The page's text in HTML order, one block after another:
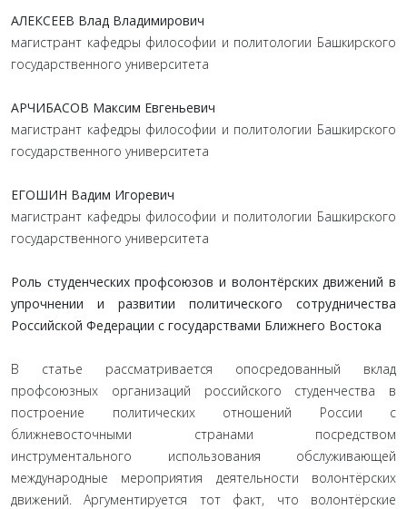
АЛЕКСЕЕВ Влад Владимирович
магистрант кафедры философии и политологии Башкирского
государственного университета
АРЧИБАСОВ Максим Евгеньевич
магистрант кафедры философии и политологии Башкирского
государственного университета
ЕГОШИН Вадим Игоревич
магистрант кафедры философии и политологии Башкирского
государственного университета
Роль студенческих профсоюзов и волонтёрских движений в
упрочнении и развитии политического сотрудничества
Российской Федерации с государствами Ближнего Востока
В статье рассматривается опосредованный вклад
профсоюзных организаций российского студенчества в
построение политических отношений России с
ближневосточными странами посредством
инструментального использования обслуживающей
международные мероприятия деятельности волонтёрских
движений. Аргументируется тот факт, что волонтёрские